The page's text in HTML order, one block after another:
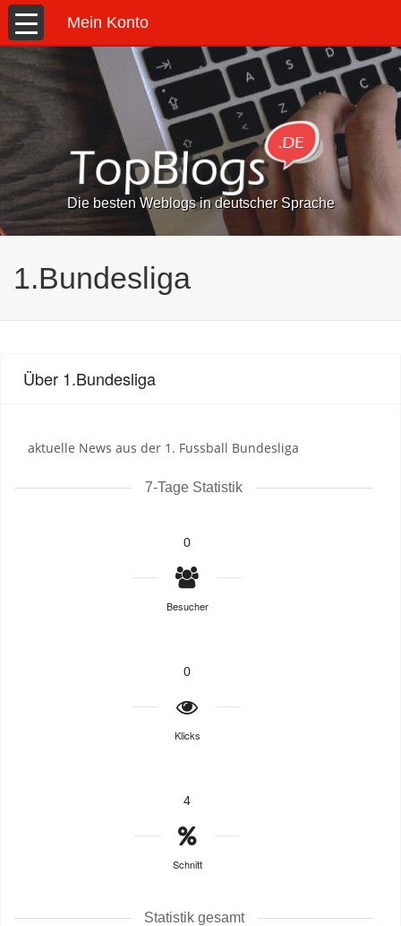
Mein Konto
Die besten Weblogs in deutscher Sprache
1.Bundesliga
Über 1.Bundesliga
aktuelle News aus der 1. Fussball Bundesliga
7-Tage Statistik
0
Besucher
0
Klicks
4
Schnitt
Statistik gesamt